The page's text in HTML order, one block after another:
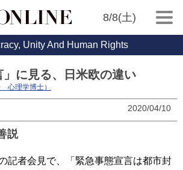
8/8(土)
Unity And Human Rights
」に見る、日米欧の違い
心理学博士）
2020/04/10
説
記者会見で、「緊急事態宣言は都市封